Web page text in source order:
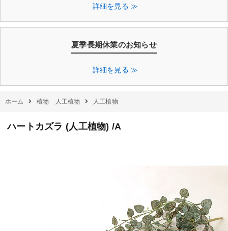
詳細を見る ≫
夏季長期休業のお知らせ
詳細を見る ≫
ホーム 植物 人工植物 人工植物
ハートカズラ (人工植物) /A